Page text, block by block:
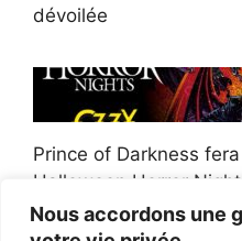
Nous accordons une
dévoilée
Prince of Darkness
Halloween Horror